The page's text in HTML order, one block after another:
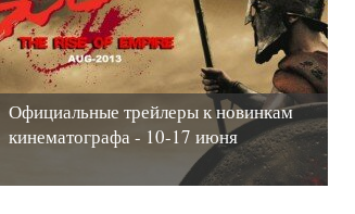
Официальные трейлеры к новинкам
кинематографа - 10-17 июня